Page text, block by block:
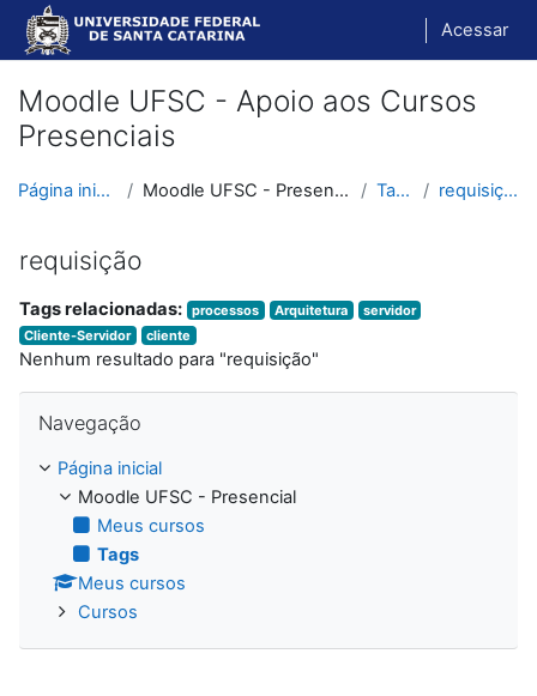
Ir para o conteúdo principal
Acessar
Moodle UFSC - Apoio aos Cursos
Presenciais
Página inicial Moodle UFSC - Presencial Tags requisição
requisição
Tags relacionadas: processos Arquitetura
servidor
Cliente-Servidor
cliente
Nenhum resultado para "requisição"
Navegação
Página inicial
Moodle UFSC - Presencial
Meus cursos
Tags
Meus cursos
Cursos